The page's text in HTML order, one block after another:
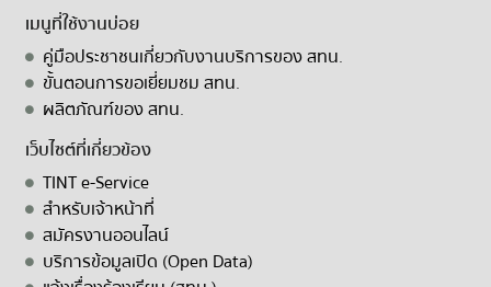
เมนูที่ใช้งานบ่อย
คู่มือประชาชนเกี่ยวกับงานบริการของ สทน.
ขั้นตอนการขอเยี่ยมชม สทน.
ผลิตภัณฑ์ของ สทน.
เว็บไซต์ที่เกี่ยวข้อง
TINT e-Service
สำหรับเจ้าหน้าที่
สมัครงานออนไลน์
บริการข้อมูลเปิด (Open Data)